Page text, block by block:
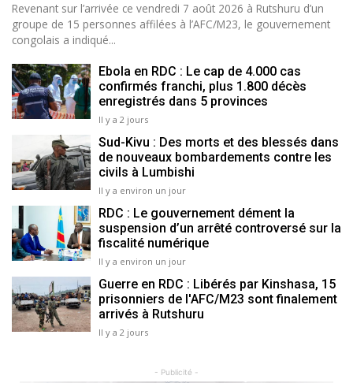
Revenant sur l’arrivée ce vendredi 7 août 2026 à Rutshuru d’un
groupe de 15 personnes affilées à l’AFC/M23, le gouvernement
congolais a indiqué...
Ebola en RDC : Le cap de 4.000 cas
confirmés franchi, plus 1.800 décès
enregistrés dans 5 provinces
Il y a 2 jours
Sud-Kivu : Des morts et des blessés dans
de nouveaux bombardements contre les
civils à Lumbishi
Il y a environ un jour
RDC : Le gouvernement dément la
suspension d’un arrêté controversé sur la
fiscalité numérique
Il y a environ un jour
Guerre en RDC : Libérés par Kinshasa, 15
prisonniers de l'AFC/M23 sont finalement
arrivés à Rutshuru
Il y a 2 jours
- Publicité -